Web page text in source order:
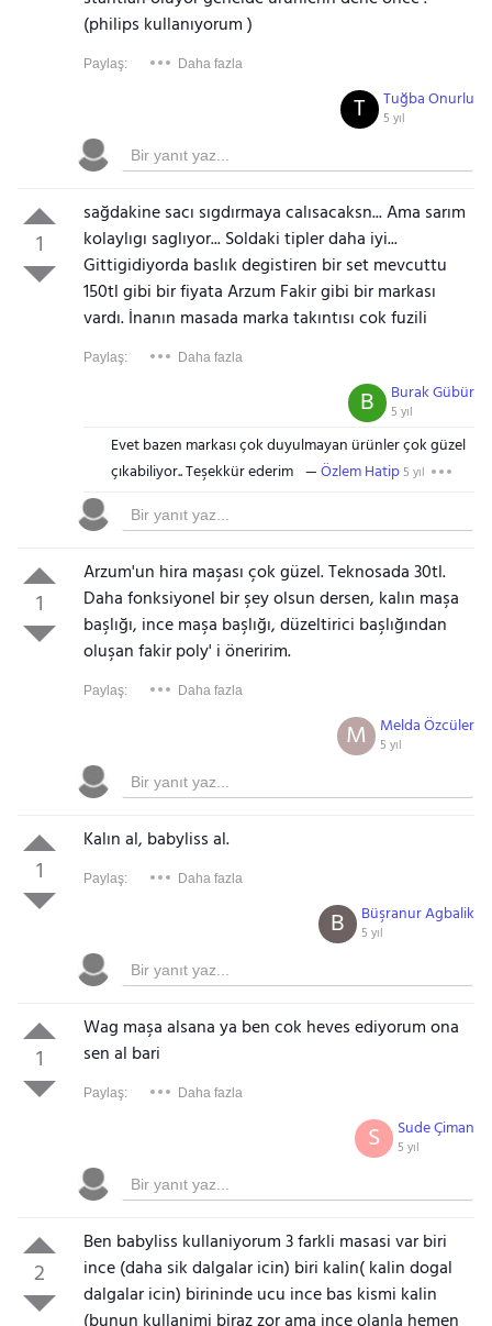
(philips kullanıyorum )
Paylaş: Daha fazla
Tuğba Onurlu
5 yıl
T
1
sağdakine sacı sıgdırmaya calısacaksn... Ama sarım
kolaylıgı saglıyor... Soldaki tipler daha iyi...
Gittigidiyorda baslık degistiren bir set mevcuttu
150tl gibi bir fiyata Arzum Fakir gibi bir markası
vardı. İnanın masada marka takıntısı cok fuzili
Paylaş: Daha fazla
Burak Gübür
5 yıl
B
Evet bazen markası çok duyulmayan ürünler çok güzel
çıkabiliyor.. Teşekkür ederim
Özlem Hatip5 yıl
1
Arzum'un hira maşası çok güzel. Teknosada 30tl.
Daha fonksiyonel bir şey olsun dersen, kalın maşa
başlığı, ince maşa başlığı, düzeltirici başlığından
oluşan fakir poly' i öneririm.
Paylaş: Daha fazla
Melda Özcüler
5 yıl
M
1
Kalın al, babyliss al.
Paylaş: Daha fazla
Büşranur Agbalik
5 yıl
B
1
Wag maşa alsana ya ben cok heves ediyorum ona
sen al bari
Paylaş: Daha fazla
Sude Çiman
5 yıl
S
2
Ben babyliss kullaniyorum 3 farkli masasi var biri
ince (daha sik dalgalar icin) biri kalin( kalin dogal
dalgalar icin) birininde ucu ince bas kismi kalin